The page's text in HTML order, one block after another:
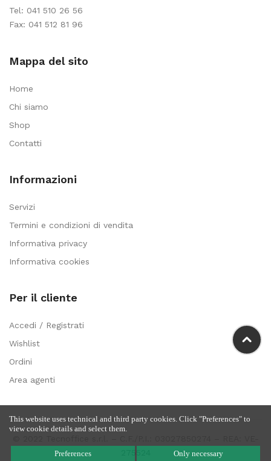
Tel: 041 510 26 56
Fax: 041 512 81 96
Mappa del sito
Home
Chi siamo
Shop
Contatti
Informazioni
Servizi
Termini e condizioni di vendita
Informativa privacy
Informativa cookies
Per il cliente
Accedi / Registrati
Wishlist
Ordini
Area agenti
This website uses technical and third party cookies. Click "Preferences" to
view cookie details and select them.
Preferences Only necessary